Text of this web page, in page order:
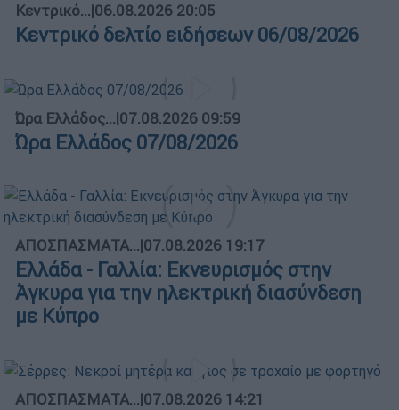
Κεντρικό...|06.08.2026 20:05
Κεντρικό δελτίο ειδήσεων 06/08/2026
Ώρα Ελλάδος...|07.08.2026 09:59
Ώρα Ελλάδος 07/08/2026
ΑΠΟΣΠΑΣΜΑΤΑ...|07.08.2026 19:17
Ελλάδα - Γαλλία: Εκνευρισμός στην
Άγκυρα για την ηλεκτρική διασύνδεση
με Κύπρο
ΑΠΟΣΠΑΣΜΑΤΑ...|07.08.2026 14:21